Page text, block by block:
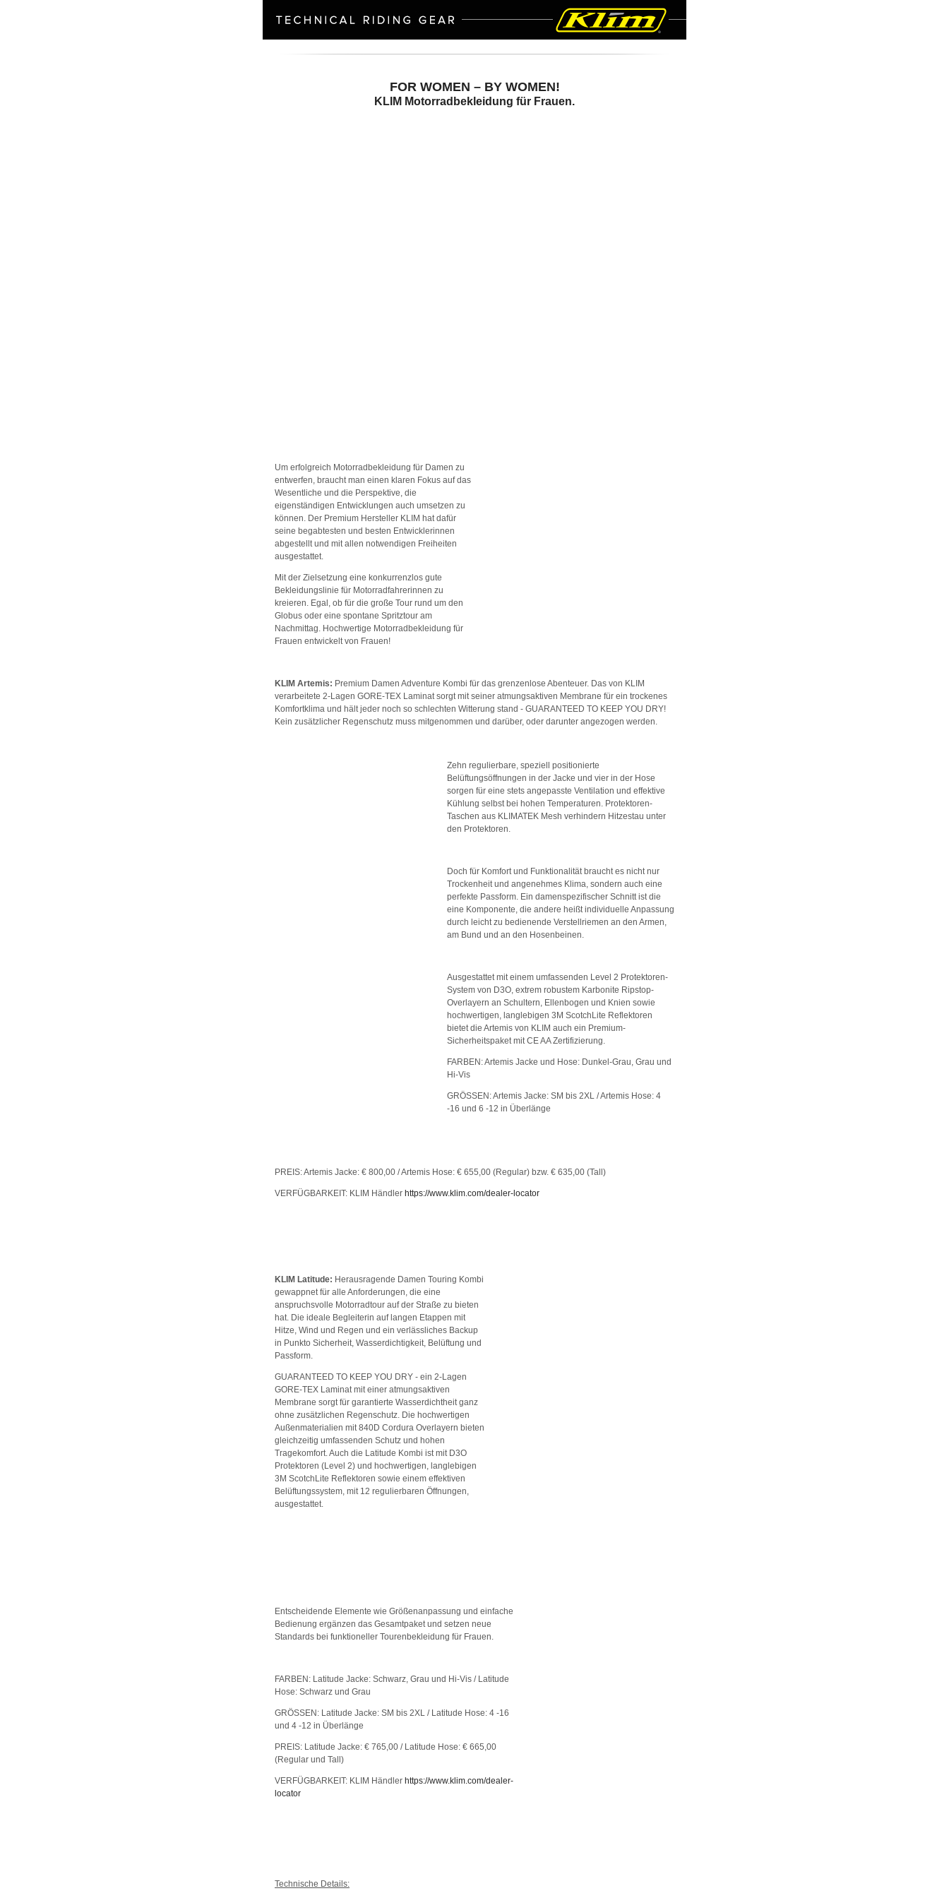
FOR WOMEN – BY WOMEN!
KLIM Motorradbekleidung für Frauen.
Um erfolgreich Motorradbekleidung für Damen zu
entwerfen, braucht man einen klaren Fokus auf das
Wesentliche und die Perspektive, die
eigenständigen Entwicklungen auch umsetzen zu
können. Der Premium Hersteller KLIM hat dafür
seine begabtesten und besten Entwicklerinnen
abgestellt und mit allen notwendigen Freiheiten
ausgestattet.
Mit der Zielsetzung eine konkurrenzlos gute
Bekleidungslinie für Motorradfahrerinnen zu
kreieren. Egal, ob für die große Tour rund um den
Globus oder eine spontane Spritztour am
Nachmittag. Hochwertige Motorradbekleidung für
Frauen entwickelt von Frauen!
KLIM Artemis: Premium Damen Adventure Kombi für das grenzenlose Abenteuer. Das von KLIM
verarbeitete 2-Lagen GORE-TEX Laminat sorgt mit seiner atmungsaktiven Membrane für ein trockenes
Komfortklima und hält jeder noch so schlechten Witterung stand - GUARANTEED TO KEEP YOU DRY!
Kein zusätzlicher Regenschutz muss mitgenommen und darüber, oder darunter angezogen werden.
Zehn regulierbare, speziell positionierte
Belüftungsöffnungen in der Jacke und vier in der Hose
sorgen für eine stets angepasste Ventilation und effektive
Kühlung selbst bei hohen Temperaturen. Protektoren-
Taschen aus KLIMATEK Mesh verhindern Hitzestau unter
den Protektoren.
Doch für Komfort und Funktionalität braucht es nicht nur
Trockenheit und angenehmes Klima, sondern auch eine
perfekte Passform. Ein damenspezifischer Schnitt ist die
eine Komponente, die andere heißt individuelle Anpassung
durch leicht zu bedienende Verstellriemen an den Armen,
am Bund und an den Hosenbeinen.
Ausgestattet mit einem umfassenden Level 2 Protektoren-
System von D3O, extrem robustem Karbonite Ripstop-
Overlayern an Schultern, Ellenbogen und Knien sowie
hochwertigen, langlebigen 3M ScotchLite Reflektoren
bietet die Artemis von KLIM auch ein Premium-
Sicherheitspaket mit CE AA Zertifizierung.
FARBEN: Artemis Jacke und Hose: Dunkel-Grau, Grau und
Hi-Vis
GRÖSSEN: Artemis Jacke: SM bis 2XL / Artemis Hose: 4
-16 und 6 -12 in Überlänge
PREIS: Artemis Jacke: € 800,00 / Artemis Hose: € 655,00 (Regular) bzw. € 635,00 (Tall)
VERFÜGBARKEIT: KLIM Händler https://www.klim.com/dealer-locator
KLIM Latitude: Herausragende Damen Touring Kombi
gewappnet für alle Anforderungen, die eine
anspruchsvolle Motorradtour auf der Straße zu bieten
hat. Die ideale Begleiterin auf langen Etappen mit
Hitze, Wind und Regen und ein verlässliches Backup
in Punkto Sicherheit, Wasserdichtigkeit, Belüftung und
Passform.
GUARANTEED TO KEEP YOU DRY - ein 2-Lagen
GORE-TEX Laminat mit einer atmungsaktiven
Membrane sorgt für garantierte Wasserdichtheit ganz
ohne zusätzlichen Regenschutz. Die hochwertigen
Außenmaterialien mit 840D Cordura Overlayern bieten
gleichzeitig umfassenden Schutz und hohen
Tragekomfort. Auch die Latitude Kombi ist mit D3O
Protektoren (Level 2) und hochwertigen, langlebigen
3M ScotchLite Reflektoren sowie einem effektiven
Belüftungssystem, mit 12 regulierbaren Öffnungen,
ausgestattet.
Entscheidende Elemente wie Größenanpassung und einfache
Bedienung ergänzen das Gesamtpaket und setzen neue
Standards bei funktioneller Tourenbekleidung für Frauen.
FARBEN: Latitude Jacke: Schwarz, Grau und Hi-Vis / Latitude
Hose: Schwarz und Grau
GRÖSSEN: Latitude Jacke: SM bis 2XL / Latitude Hose: 4 -16
und 4 -12 in Überlänge
PREIS: Latitude Jacke: € 765,00 / Latitude Hose: € 665,00
(Regular und Tall)
VERFÜGBARKEIT: KLIM Händler https://www.klim.com/dealer-
locator
Technische Details: